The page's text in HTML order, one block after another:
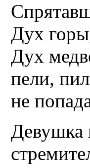
Дух
Дух
пели,
не
Девушка